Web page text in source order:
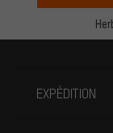
EXPÉDITION